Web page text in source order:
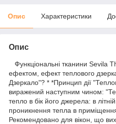
Опис Характеристики
Опис
Функціональні тканини Sevila
ефектом, ефект теплового
Дзеркало"? * *Принцип дії
виражений наступним чином:
тепло в бік його джерела: в
проникнення тепла в
Рекомендовано для вікон, що